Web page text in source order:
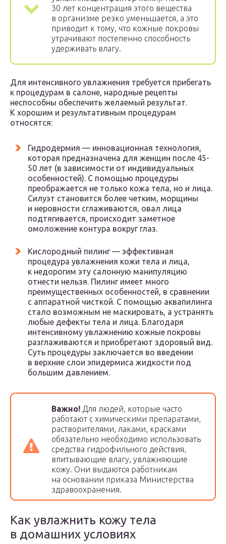
30 лет концентрация этого вещества
в организме резко уменьшается, а это
приводит к тому, что кожные покровы
утрачивают постепенно способность
удерживать влагу.
Для интенсивного увлажнения требуется прибегать
к процедурам в салоне, народные рецепты
неспособны обеспечить желаемый результат.
К хорошим и результативным процедурам
относятся:
Гидродермия — инновационная технология,
которая предназначена для женщин после 45-
50 лет (в зависимости от индивидуальных
особенностей). С помощью процедуры
преображается не только кожа тела, но и лица.
Силуэт становится более четким, морщины
и неровности сглаживаются, овал лица
подтягивается, происходит заметное
омоложение контура вокруг глаз.
Кислородный пилинг — эффективная
процедура увлажнения кожи тела и лица,
к недорогим эту салонную манипуляцию
отнести нельзя. Пилинг имеет много
преимущественных особенностей, в сравнении
с аппаратной чисткой. С помощью аквапилинга
стало возможным не маскировать, а устранять
любые дефекты тела и лица. Благодаря
интенсивному увлажнению кожные покровы
разглаживаются и приобретают здоровый вид.
Суть процедуры заключается во введении
в верхние слои эпидермиса жидкости под
большим давлением.
Важно! Для людей, которые часто
работают с химическими препаратами,
растворителями, лаками, красками
обязательно необходимо использовать
средства гидрофильного действия,
впитывающие влагу, увлажняющие
кожу. Они выдаются работникам
на основании приказа Министерства
здравоохранения.
Как увлажнить кожу тела
в домашних условиях